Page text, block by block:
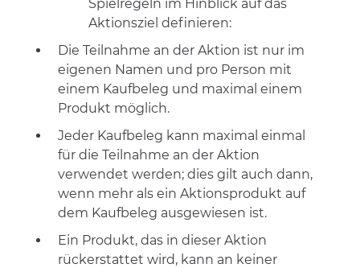
Spielregeln im Hinblick auf das
Aktionsziel definieren:
Die Teilnahme an der Aktion ist nur im
eigenen Namen und pro Person mit
einem Kaufbeleg und maximal einem
Produkt möglich.
Jeder Kaufbeleg kann maximal einmal
für die Teilnahme an der Aktion
verwendet werden; dies gilt auch dann,
wenn mehr als ein Aktionsprodukt auf
dem Kaufbeleg ausgewiesen ist.
Ein Produkt, das in dieser Aktion
rückerstattet wird, kann an keiner